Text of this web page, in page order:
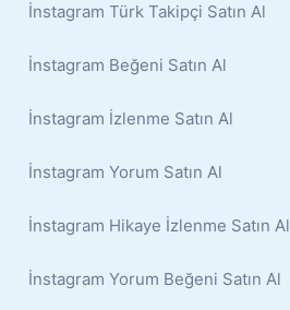
İnstagram Türk Takipçi Satın Al
İnstagram Beğeni Satın Al
İnstagram İzlenme Satın Al
İnstagram Yorum Satın Al
İnstagram Hikaye İzlenme Satın Al
İnstagram Yorum Beğeni Satın Al